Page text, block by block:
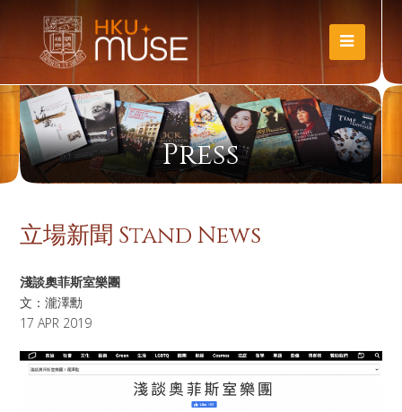
Press
立場新聞 Stand News
淺談奧菲斯室樂團
文：瀧澤勳
17 APR 2019